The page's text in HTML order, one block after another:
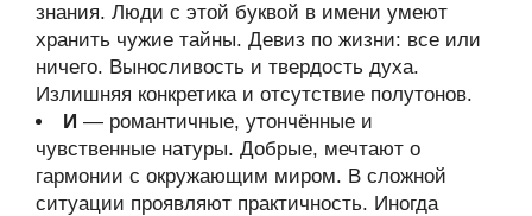
знания. Люди с этой буквой в имени умеют
хранить чужие тайны. Девиз по жизни: все или
ничего. Выносливость и твердость духа.
Излишняя конкретика и отсутствие полутонов.
И — романтичные, утончённые и
чувственные натуры. Добрые, мечтают о
гармонии с окружающим миром. В сложной
ситуации проявляют практичность. Иногда